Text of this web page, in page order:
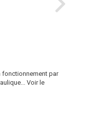
fonctionnement par
Voir le